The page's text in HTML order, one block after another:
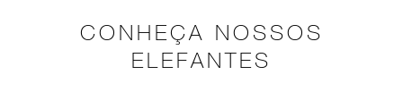
CONHEÇA NOSSOS
ELEFANTES